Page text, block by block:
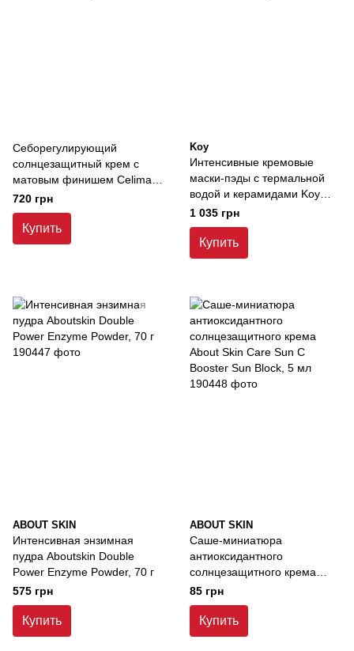
Себорегулирующий
солнцезащитный крем с
матовым финишем Celimax
Oil Control Light Sunscreen ,
40 мл
720 грн
Купить
Koy
Интенсивные кремовые
маски-пэды с термальной
водой и керамидами Koy
Flow Intensive Cream Pad ,
50 шт
1 035 грн
Купить
ABOUT SKIN
Интенсивная энзимная
пудра Aboutskin Double
Power Enzyme Powder, 70 г
575 грн
Купить
ABOUT SKIN
Саше-миниатюра
антиоксидантного
солнцезащитного крема
About Skin Care Sun C
Booster Sun Block, 5 мл
85 грн
Купить